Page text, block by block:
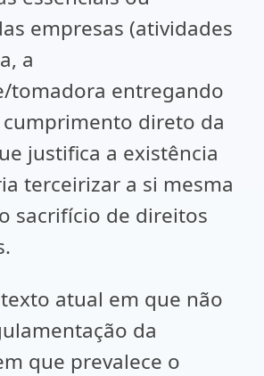
empresas (atividades
a
tomadora entregando
direto da
justifica a existência
terceirizar a si mesma
sacrifício de direitos
atual em que não
da
que prevalece o